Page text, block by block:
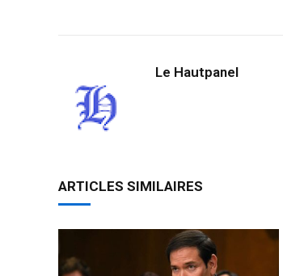
Le Hautpanel
ARTICLES SIMILAIRES